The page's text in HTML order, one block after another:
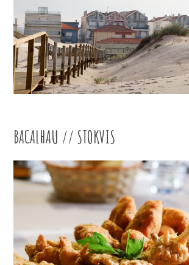
BACALHAU // STOKVIS